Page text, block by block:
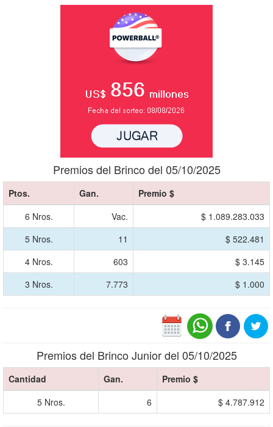
Premios del Brinco del 05/10/2025
Ptos. Gan.
Premio $
6 Nros.
Vac.
$ 1.089.283.033
5 Nros.
11
$ 522.481
4 Nros.
603
$ 3.145
3 Nros.
7.773 $ 1.000
Premios del Brinco Junior del 05/10/2025
Cantidad Gan.
Premio $
5 Nros.
6 $ 4.787.912